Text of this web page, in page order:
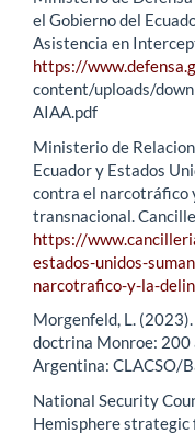
el Gobierno del
Asistencia en
https://
content/uploads/
AIAA.pdf
Ministerio de
Ecuador y Estados
contra el narcotráfico
transnacional.
https://
estados-unidos-
narcotrafico-y-la-
Morgenfeld, L.
doctrina Monroe: 200
Argentina: CLACSO/
National Security
Hemisphere strategic